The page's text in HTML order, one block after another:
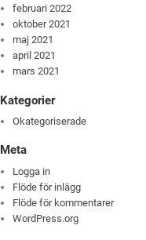
februari 2022
oktober 2021
maj 2021
april 2021
mars 2021
Kategorier
Okategoriserade
Meta
Logga in
Flöde för inlägg
Flöde för kommentarer
WordPress.org